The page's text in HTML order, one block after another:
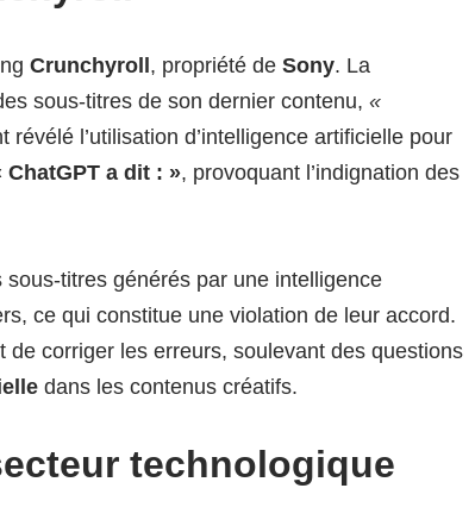
Crunchyroll, propriété de Sony. La
sous-titres de son dernier contenu, «
révélé l’utilisation d’intelligence artificielle pour
ChatGPT a dit : », provoquant l’indignation des
titres générés par une intelligence
ce qui constitue une violation de leur accord.
de corriger les erreurs, soulevant des questions
dans les contenus créatifs.
technologique